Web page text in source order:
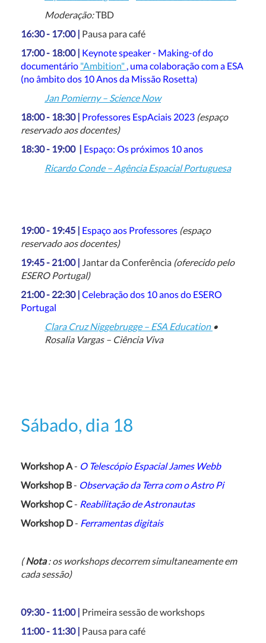
Moderação:TBD
16:30 - 17:00 | Pausa para café
17:00 - 18:00 | Keynote speaker - Making-of do
documentário "Ambition" , uma colaboração com a ESA
(no âmbito dos 10 Anos da Missão Rosetta)
Jan Pomierny – Science Now
18:00 - 18:30| Professores EspAciais 2023 (espaço
reservado aos docentes)
18:30 - 19:00 | Espaço: Os próximos 10 anos
Ricardo Conde – Agência Espacial Portuguesa
19:00 - 19:45 | Espaço aos Professores (espaço
reservado aos docentes)
19:45 - 21:00 | Jantar da Conferência (oferecido pelo
ESERO Portugal)
21:00 - 22:30 | Celebração dos 10 anos do ESERO
Portugal
Clara Cruz Niggebrugge – ESA Education •
Rosalia Vargas – Ciência Viva
Sábado, dia 18
Workshop A- O Telescópio Espacial James Webb
Workshop B- Observação da Terra com o Astro Pi
Workshop C- Reabilitação de Astronautas
Workshop D- Ferramentas digitais
(Nota: os workshops decorrem simultaneamente em
cada sessão)
09:30 - 11:00 | Primeira sessão de workshops
11:00 - 11:30 | Pausa para café